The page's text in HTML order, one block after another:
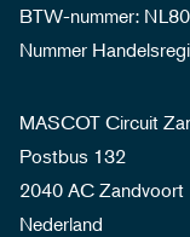
BTW-nummer:
Nummer
MASCOT Circuit
Postbus 132
2040 AC Zandvoort
Nederland